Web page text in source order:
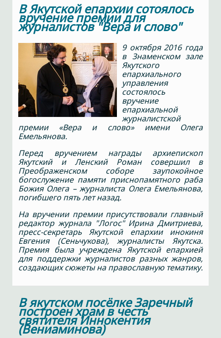
В Якутской епархии сотоялось
вручение премии для
журналистов "Вера и слово"
9 октября 2016 года
в Знаменском зале
Якутского
епархиального
управления
состоялось
вручение
епархиальной
журналистской
премии «Вера и слово» имени Олега
Емельянова.
Перед вручением награды архиепископ
Якутский и Ленский Роман совершил в
Преображенском соборе заупокойное
богослужение памяти приснопамятного раба
Божия Олега – журналиста Олега Емельянова,
погибшего пять лет назад.
На вручении премии присутствовали главный
редактор журнала "Логос" Ирина Дмитриева,
пресс-секретарь Якутской епархии инокиня
Евгения (Сеньчукова), журналисты Якутска.
Премия была учреждена Якутской епархией
для поддержки журналистов разных жанров,
создающих сюжеты на православную тематику.
В якутском посёлке Заречный
построен храм в честь
святителя Иннокентия
(Вениаминова)